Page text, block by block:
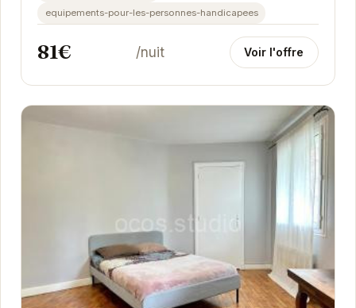
equipements-pour-les-personnes-handicapees
81€ /nuit Voir l'offre